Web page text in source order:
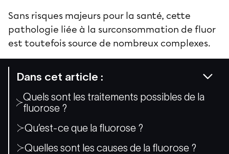
Dans cet article :
Quels sont les traitements possibles de la
fluorose ?
Qu’est-ce que la fluorose ?
Quelles sont les causes de la fluorose ?
Sans risques majeurs pour la santé, cette
pathologie liée à la surconsommation de fluor
est toutefois source de nombreux complexes.